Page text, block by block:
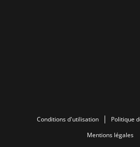
Conditions d'utilisation
Politique
Mentions légales